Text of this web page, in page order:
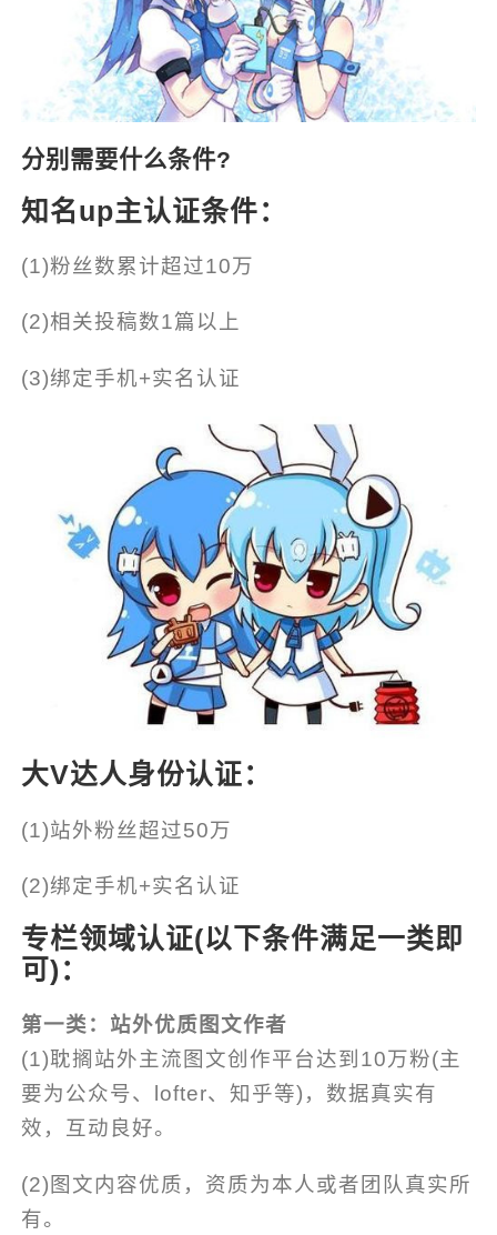
分别需要什么条件?
知名up主认证条件：
(1)粉丝数累计超过10万
(2)相关投稿数1篇以上
(3)绑定手机+实名认证
大V达人身份认证：
(1)站外粉丝超过50万
(2)绑定手机+实名认证
专栏领域认证(以下条件满足一类即
可)：
第一类：站外优质图文作者
(1)耽搁站外主流图文创作平台达到10万粉(主
要为公众号、lofter、知乎等)，数据真实有
效，互动良好。
(2)图文内容优质，资质为本人或者团队真实所
有。